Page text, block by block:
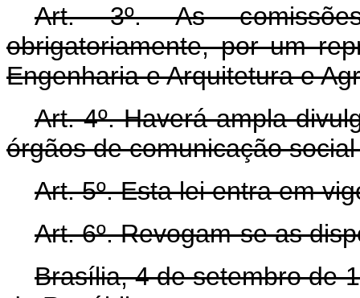
Art. 3º. As
obrigatoriamente, por um
Engenharia e Arquitetura e
Art. 4º. Haverá ampla
órgãos de comunicação
Art. 5º. Esta lei entra em
Art. 6º. Revogam-se as
Brasília, 4 de setembro de